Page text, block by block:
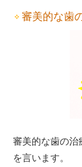
審美的な歯
審美的な歯の治
を言います。